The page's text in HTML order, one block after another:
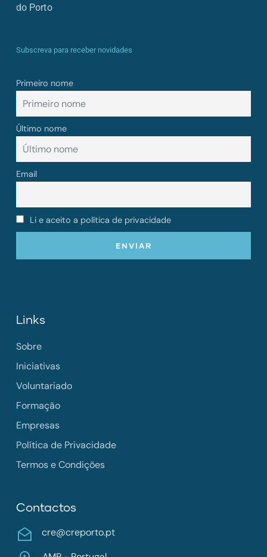
do Porto
Subscreva para receber novidades
Primeiro nome
Último nome
Email
Li e aceito a política de privacidade
Links
Sobre
Iniciativas
Voluntariado
Formação
Empresas
Política de Privacidade
Termos e Condições
Contactos
cre@creporto.pt